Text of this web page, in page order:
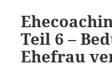
Teil 6 –
Ehefrau